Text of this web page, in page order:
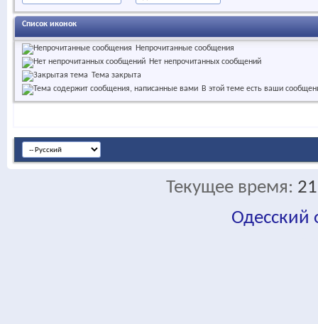
Список иконок
Непрочитанные сообщения
Нет непрочитанных сообщений
Тема закрыта
В этой теме есть ваши
Текущее время:
Одесский